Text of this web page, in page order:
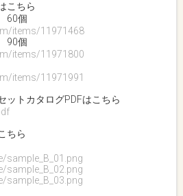
こちら
60個
items/11971468
90個
items/11971800
items/11971991
ットカタログPDFはこちら
ちら
sample_B_01.png
sample_B_02.png
sample_B_03.png